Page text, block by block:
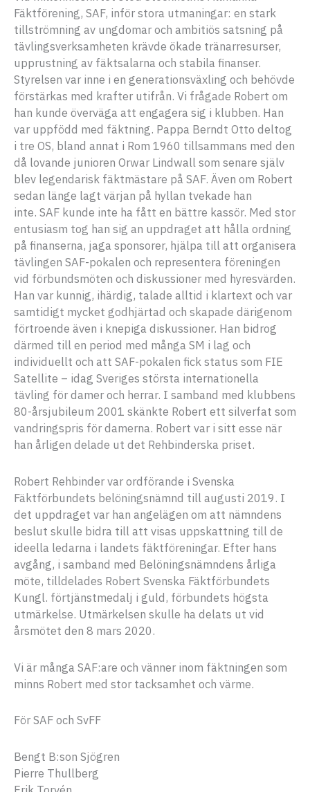
Fäktförening, SAF, inför stora utmaningar: en stark
tillströmning av ungdomar och ambitiös satsning på
tävlingsverksamheten krävde ökade tränarresurser,
upprustning av fäktsalarna och stabila finanser.
Styrelsen var inne i en generationsväxling och behövde
förstärkas med krafter utifrån. Vi frågade Robert om
han kunde överväga att engagera sig i klubben. Han
var uppfödd med fäktning. Pappa Berndt Otto deltog
i tre OS, bland annat i Rom 1960 tillsammans med den
då lovande junioren Orwar Lindwall som senare själv
blev legendarisk fäktmästare på SAF. Även om Robert
sedan länge lagt värjan på hyllan tvekade han
inte. SAF kunde inte ha fått en bättre kassör. Med stor
entusiasm tog han sig an uppdraget att hålla ordning
på finanserna, jaga sponsorer, hjälpa till att organisera
tävlingen SAF-pokalen och representera föreningen
vid förbundsmöten och diskussioner med hyresvärden.
Han var kunnig, ihärdig, talade alltid i klartext och var
samtidigt mycket godhjärtad och skapade därigenom
förtroende även i knepiga diskussioner. Han bidrog
därmed till en period med många SM i lag och
individuellt och att SAF-pokalen fick status som FIE
Satellite – idag Sveriges största internationella
tävling för damer och herrar. I samband med klubbens
80-årsjubileum 2001 skänkte Robert ett silverfat som
vandringspris för damerna. Robert var i sitt esse när
han årligen delade ut det Rehbinderska priset.
Robert Rehbinder var ordförande i Svenska
Fäktförbundets belöningsnämnd till augusti 2019. I
det uppdraget var han angelägen om att nämndens
beslut skulle bidra till att visas uppskattning till de
ideella ledarna i landets fäktföreningar. Efter hans
avgång, i samband med Belöningsnämndens årliga
möte, tilldelades Robert Svenska Fäktförbundets
Kungl. förtjänstmedalj i guld, förbundets högsta
utmärkelse. Utmärkelsen skulle ha delats ut vid
årsmötet den 8 mars 2020.
Vi är många SAF:are och vänner inom fäktningen som
minns Robert med stor tacksamhet och värme.
För SAF och SvFF
Bengt B:son Sjögren
Pierre Thullberg